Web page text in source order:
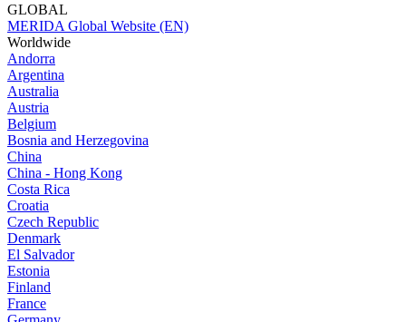
GLOBAL
MERIDA Global Website (EN)
Worldwide
Andorra
Argentina
Australia
Austria
Belgium
Bosnia and Herzegovina
China
China - Hong Kong
Costa Rica
Croatia
Czech Republic
Denmark
El Salvador
Estonia
Finland
France